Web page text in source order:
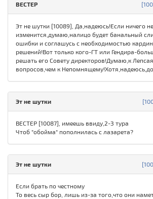
ВЕСТЕР
Эт не шутки [10089], Да,надеюсь!Если ничего не
изменится,думаю,налицо будет банальный
ошибки и соглашусь с необходимостью
решений!Вот только кого-ГТ или Гендира-
решать его Совету директоров!Думаю,к
вопросов,чем к
Эт не шутки
ВЕСТЕР [10087], имеешь ввиду,2-3 тура
Чтоб "обойма" пополнилась с лазарета?
Эт не шутки
Если брать по честному
То весь сыр бор, лишь из-за того,что они